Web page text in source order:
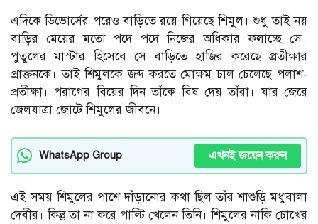
এদিকে ডিভোর্সের পরেও বাড়িতে রয়ে গিয়েছে শিমুল। শুধু তাই নয়
বাড়ির মেয়ের মতো পদে পদে নিজের অধিকার ফলাচ্ছে সে।
পুতুলের মাস্টার হিসেবে সে বাড়িতে হাজির করেছে প্রতীক্ষার
প্রাক্তনকে। তাই শিমুলকে জব্দ করতে মোক্ষম চাল চেলেছে পলাশ-
প্রতীক্ষা। পরাগের বিয়ের দিন তাঁকে বিষ দেয় তাঁরা। যার জেরে
জেলযাত্রা জোটে শিমুলের জীবনে।
WhatsApp Group এখনই জয়েন করুন
এই সময় শিমুলের পাশে দাঁড়ানোর কথা ছিল তাঁর শাশুড়ি মধুবালা
দেবীর। কিন্তু তা না করে পাল্টি খেলেন তিনি। শিমুলের নাকি চোখের